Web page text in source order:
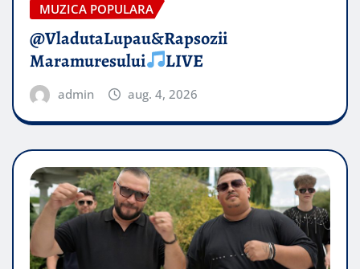
MUZICA POPULARA
@VladutaLupau&Rapsozii
Maramuresului
LIVE
admin aug. 4, 2026